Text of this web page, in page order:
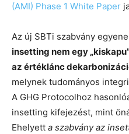
(AMI) Phase 1 White Paper
Az új SBTi szabvány
insetting nem egy
az értéklánc
melynek tudományos
A GHG Protocolhoz
insetting kifejezést, mint
Ehelyett a szabvány az